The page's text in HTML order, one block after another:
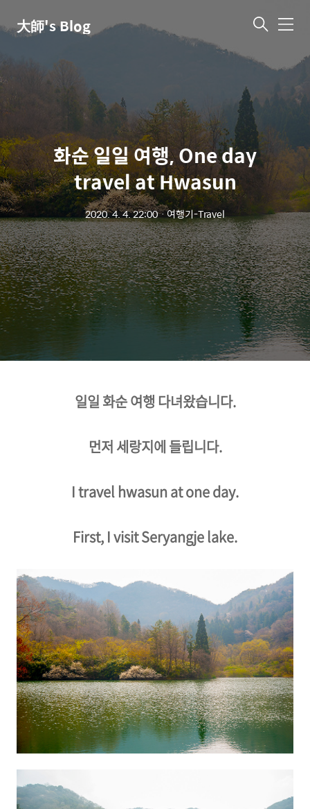
大師's Blog 메
화순 일일 여행, One day
travel at Hwasun
2020. 4. 4. 22:00ㆍ여행기-Travel
일일 화순 여행 다녀왔습니다.
먼저 세랑지에 들립니다.
I travel hwasun at one day.
First, I visit Seryangje lake.